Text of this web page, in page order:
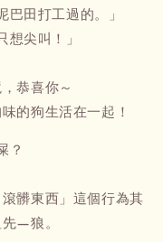
巴田打工過的。」
想尖叫！」
恭喜你～
的狗生活在一起！
？
髒東西」這個行為其
—狼。